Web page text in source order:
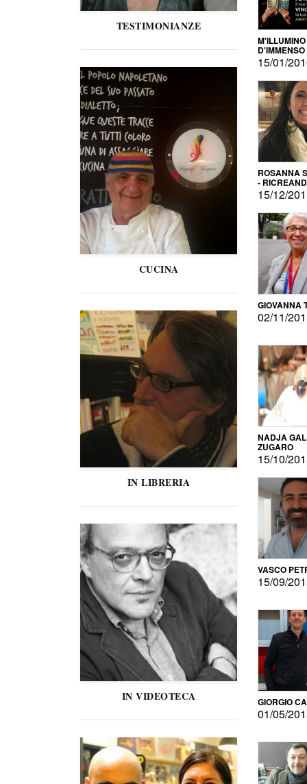
TESTIMONIANZE
CUCINA
IN LIBRERIA
IN VIDEOTECA
M'ILLUMINO
D'IMMENSO
15/01/
ROSANNA
-
15/12/
GIOVANNA
02/11/
NADJA
ZUGARO
15/10/
VASCO
15/09/
GIORGIO
01/05/